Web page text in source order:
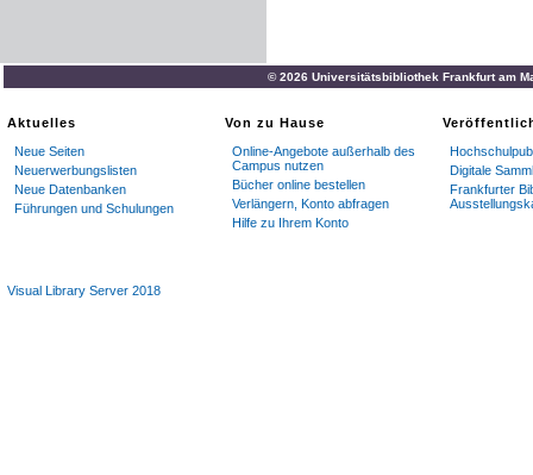
© 2026 Universitätsbibliothek Frankfurt am
Aktuelles
Neue Seiten
Neuerwerbungslisten
Neue Datenbanken
Führungen und Schulungen
Von zu Hause
Online-Angebote außerhalb des
Campus nutzen
Bücher online bestellen
Verlängern, Konto abfragen
Hilfe zu Ihrem Konto
Digitale
Frankfurter
Visual Library Server 2018